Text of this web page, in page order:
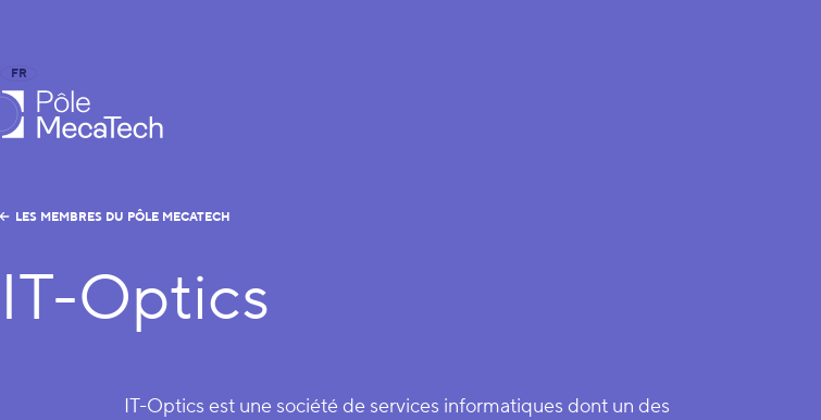
MecaTech
FR
EN
LES MEMBRES DU PÔLE MECATECH
IT-Optics
IT-Optics est une société de services informatiques dont un des